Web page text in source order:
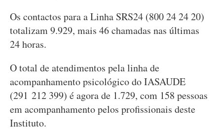
Os contactos para a Linha SRS24 (800 24 24 20)
totalizam 9.929, mais 46 chamadas nas últimas
24 horas.
O total de atendimentos pela linha de
acompanhamento psicológico do IASAUDE
(291 212 399) é agora de 1.729, com 158 pessoas
em acompanhamento pelos profissionais deste
Instituto.